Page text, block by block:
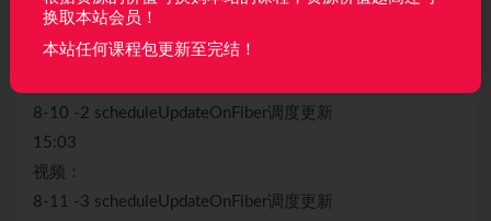
8-9 -1 scheduleUpdateOnFiber调度更新.mp4
06:56
8-10 -2 scheduleUpdateOnFiber调度更新
15:03
视频：
8-11 -3 scheduleUpdateOnFiber调度更新
换取本站会员！
本站任何课程包更新至完结！